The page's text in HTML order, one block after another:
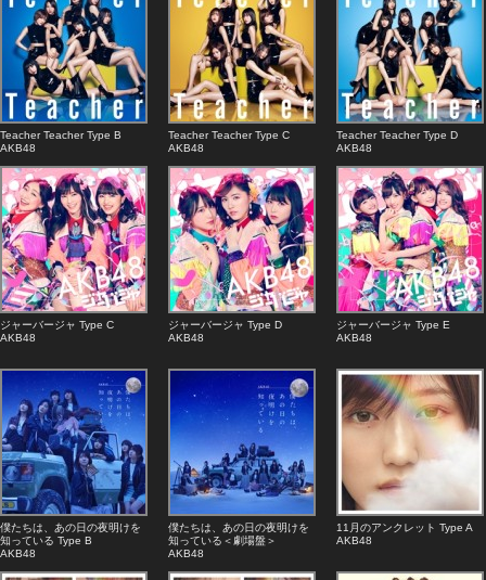
Teacher Teacher Type B
AKB48
Teacher Teacher Type C
AKB48
Teacher Teacher Type D
AKB48
ジャーバージャ Type C
AKB48
ジャーバージャ Type D
AKB48
ジャーバージャ Type E
AKB48
僕たちは、あの日の夜明けを
知っている Type B
AKB48
僕たちは、あの日の夜明けを
知っている＜劇場盤＞
AKB48
11月のアンクレット Type A
AKB48